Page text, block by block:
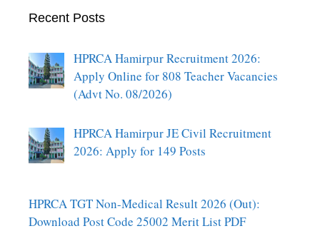
Recent Posts
HPRCA Hamirpur Recruitment 2026:
Apply Online for 808 Teacher Vacancies
(Advt No. 08/2026)
HPRCA Hamirpur JE Civil Recruitment
2026: Apply for 149 Posts
HPRCA TGT Non-Medical Result 2026 (Out):
Download Post Code 25002 Merit List PDF